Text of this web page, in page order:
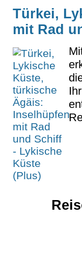
Türkei,
mit Rad